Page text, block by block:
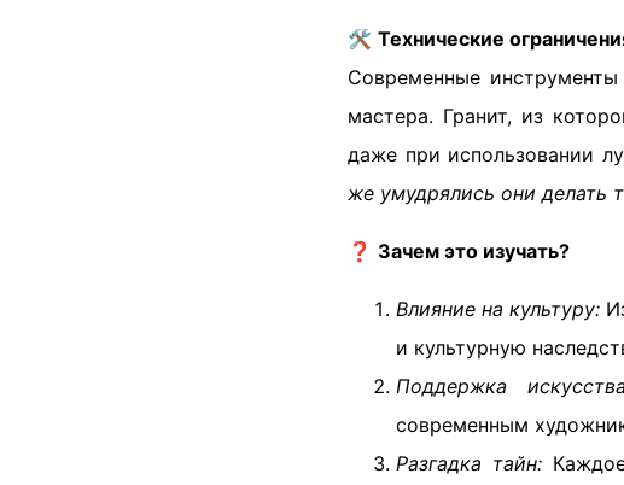
🛠️ Технические
Современные
мастера. Гранит, из
даже при использовании
же умудрялись они делать
❓ Зачем это изучать?
Влияние на культуру:
и культурную
Поддержка
современным
Разгадка тайн:Каждое